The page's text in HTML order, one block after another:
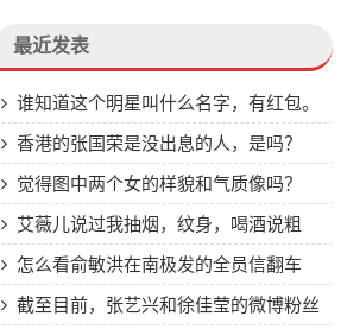
最近发表
谁知道这个明星叫什么名字，有红包。
香港的张国荣是没出息的人，是吗？
觉得图中两个女的样貌和气质像吗？
艾薇儿说过我抽烟，纹身，喝酒说粗
口，但我知道自己是好姑娘。这话成立
吗？我在美国，很多多人纹身
怎么看俞敏洪在南极发的全员信翻车
截至目前，张艺兴和徐佳莹的微博粉丝